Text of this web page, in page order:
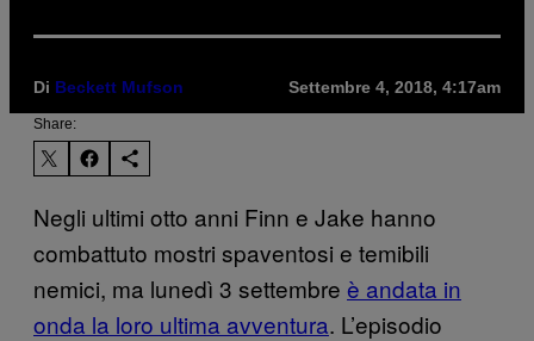
Di Beckett Mufson Settembre 4, 2018, 4:17am
Share:
Negli ultimi otto anni Finn e Jake hanno
combattuto mostri spaventosi e temibili
nemici, ma lunedì 3 settembre è andata in
onda la loro ultima avventura. L’episodio